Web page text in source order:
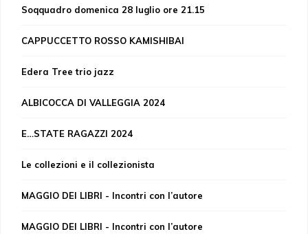
Soqquadro domenica 28 luglio ore 21.15
CAPPUCCETTO ROSSO KAMISHIBAI
Edera Tree trio jazz
ALBICOCCA DI VALLEGGIA 2024
E…STATE RAGAZZI 2024
Le collezioni e il collezionista
MAGGIO DEI LIBRI - Incontri con l’autore
MAGGIO DEI LIBRI - Incontri con l’autore